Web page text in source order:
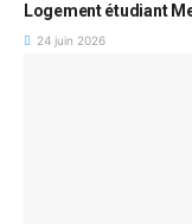
Logement étudiant
24 juin 2026